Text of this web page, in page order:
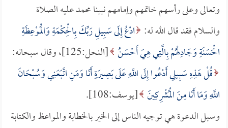
وتعالى وعلى رأسهم خاتمهم وإمامهم نبينا محمد عليه الصلاة
والسلام فقد قال الله له: ادْعُ إِلَى سَبِيلِ رَبِّكَ بِالْحِكْمَةِ وَالْمَوْعِظَةِ
الْحَسَنَةِ وَجَادِلْهُمْ بِالَّتِي هِيَ أَحْسَنُ [النحل:125]، وقال سبحانه:
قُلْ هَذِهِ سَبِيلِي أَدْعُوا إِلَى اللَّهِ عَلَى بَصِيرَةٍ أَنَا وَمَنِ اتَّبَعَنِي وَسُبْحَانَ
اللَّهِ وَمَا أَنَا مِنَ الْمُشْرِكِينَ [يوسف:108].
وسبل الدعوة هي توجيه الناس إلى الخير بالخطابة والمواعظ والكتابة